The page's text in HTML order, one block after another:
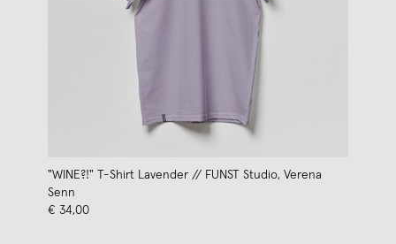
"WINE?!" T-Shirt Lavender // FUNST Studio, Verena
Senn
€ 34,00